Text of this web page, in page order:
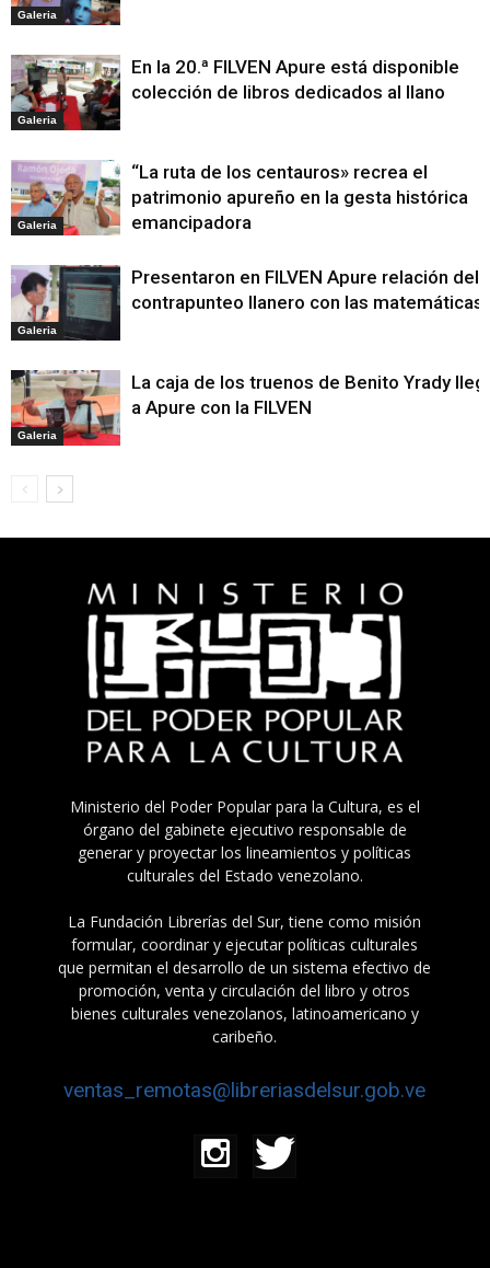
Galeria
Galeria
En la 20.ª FILVEN Apure está disponible
colección de libros dedicados al llano
Galeria
“La ruta de los centauros» recrea el
patrimonio apureño en la gesta histórica
emancipadora
Galeria
Presentaron en FILVEN Apure relación del
contrapunteo llanero con las matemáticas
Galeria
La caja de los truenos de Benito Yrady
a Apure con la FILVEN
Ministerio del Poder Popular para la Cultura, es el
órgano del gabinete ejecutivo responsable de
generar y proyectar los lineamientos y políticas
culturales del Estado venezolano.
La Fundación Librerías del Sur, tiene como misión
formular, coordinar y ejecutar políticas culturales
que permitan el desarrollo de un sistema efectivo de
promoción, venta y circulación del libro y otros
bienes culturales venezolanos, latinoamericano y
caribeño.
ventas_remotas@libreriasdelsur.gob.ve